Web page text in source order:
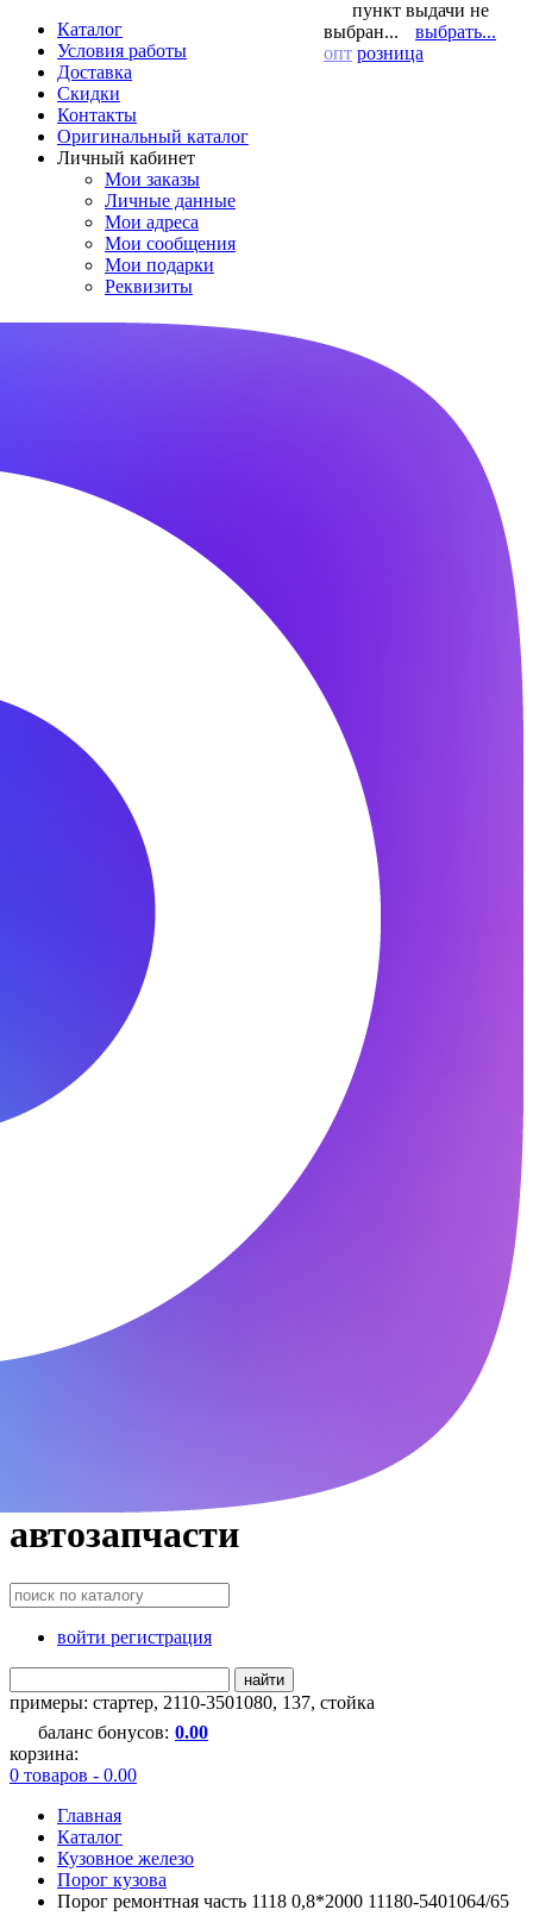
Каталог
Условия работы
Доставка
Скидки
Контакты
Оригинальный каталог
Личный кабинет
Мои заказы
Личные данные
Мои адреса
Мои сообщения
Мои подарки
Реквизиты
пункт выдачи не
выбран...
выбрать...
опт розница
автозапчасти
войти регистрация
найти
примеры: стартер, 2110-3501080, 137, стойка
баланс бонусов: 0.00
корзина:
0 товаров - 0.00
Главная
Каталог
Кузовное железо
Порог кузова
Порог ремонтная часть 1118 0,8*2000 11180-5401064/65